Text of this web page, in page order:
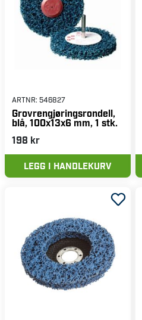
ARTNR: 546827
Grovrengjøringsrondell,
blå, 100x13x6 mm, 1 stk.
198 kr
LEGG I HANDLEKURV